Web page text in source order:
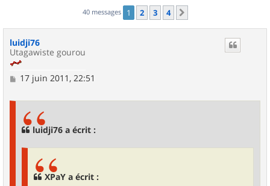
40 messages 1 2 3 4
luidji76
Utagawiste gourou
M17 juin 2011, 22:51
luidji76 a écrit :
XPaY a écrit :